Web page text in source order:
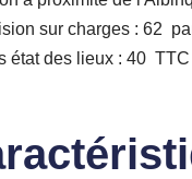
sur charges : 62
état des lieux : 40 